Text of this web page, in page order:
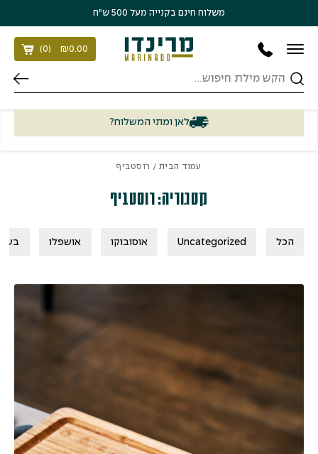
משלוח חינם בקנייה מעל 500 ש״ח
חיפוש
₪0.00
(
0
)
לאן ומתי המשלוח?
עמוד הבית/ רוסטביף
קטגוריה: רוסטביף
הכל Uncategorized אוסובוקו אושפלו בשר